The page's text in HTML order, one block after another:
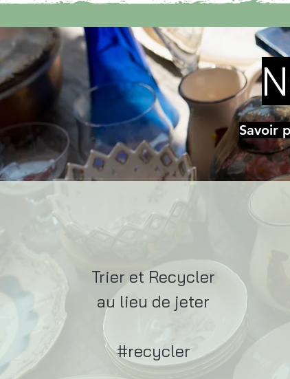
Savoir
Trier et Recycler
au lieu de jeter
#recycler